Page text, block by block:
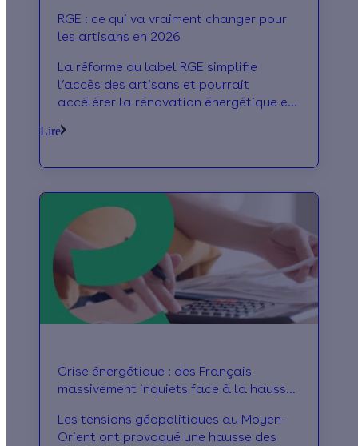
RGE : ce qui va vraiment changer pour
les artisans en 2026
La réforme du label RGE simplifie
l’accès des artisans et pourrait
accélérer la rénovation énergétique en
Lire
Crise énergétique : des Français
massivement inquiets face à la hausse
Les tensions géopolitiques au Moyen-
Orient ont provoqué une hausse des